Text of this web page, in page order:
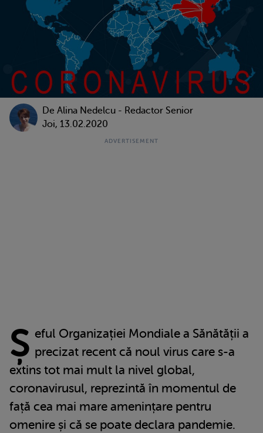
De Alina Nedelcu - Redactor Senior
Joi, 13.02.2020
Ș eful Organizației Mondiale a Sănătății a
precizat recent că noul virus care s-a
extins tot mai mult la nivel global,
coronavirusul, reprezintă în momentul de
față cea mai mare amenințare pentru
omenire și că se poate declara pandemie.